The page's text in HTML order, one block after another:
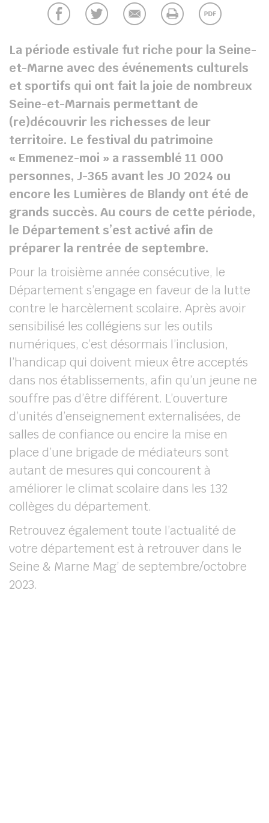
La période estivale fut riche pour la Seine-
et-Marne avec des événements culturels
et sportifs qui ont fait la joie de nombreux
Seine-et-Marnais permettant de
(re)découvrir les richesses de leur
territoire. Le festival du patrimoine
« Emmenez-moi » a rassemblé 11 000
personnes, J-365 avant les JO 2024 ou
encore les Lumières de Blandy ont été de
grands succès. Au cours de cette période,
le Département s’est activé afin de
préparer la rentrée de septembre.
Pour la troisième année consécutive, le
Département s’engage en faveur de la lutte
contre le harcèlement scolaire. Après avoir
sensibilisé les collégiens sur les outils
numériques, c’est désormais l’inclusion,
l’handicap qui doivent mieux être acceptés
dans nos établissements, afin qu’un jeune ne
souffre pas d’être différent. L’ouverture
d’unités d’enseignement externalisées, de
salles de confiance ou encire la mise en
place d’une brigade de médiateurs sont
autant de mesures qui concourent à
améliorer le climat scolaire dans les 132
collèges du département.
Retrouvez également toute l’actualité de
votre département est à retrouver dans le
Seine & Marne Mag’ de septembre/octobre
2023.